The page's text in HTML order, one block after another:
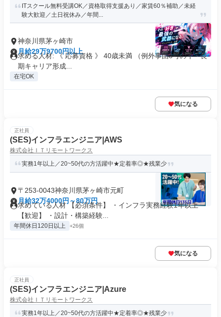
ITスクール無料受講OK／資格取得支援あり／家賃60％補助／未経
験大歓迎／土日祝休み／年間...
神奈川県茅ヶ崎市
月給29万9700円以上
求める人材: 《 応募資格 》 40歳未満 （例外事由3号のイ・長
期キャリア形成...
在宅OK
気になる
正社員
(SES)インフラエンジニア|AWS
株式会社ＩＴリモートワークス
実務1年以上／20~50代の方活躍中★定着率◎★残業少
〒253-0043神奈川県茅ヶ崎市元町
月給32万4000円～80万円
求めている人材 【必須条件】 ・インフラ実務経験1年以上
【歓迎】 ・設計・構築経験...
年間休日120日以上 +26個
気になる
正社員
(SES)インフラエンジニア|Azure
株式会社ＩＴリモートワークス
実務1年以上／20~50代の方活躍中★定着率◎★残業少